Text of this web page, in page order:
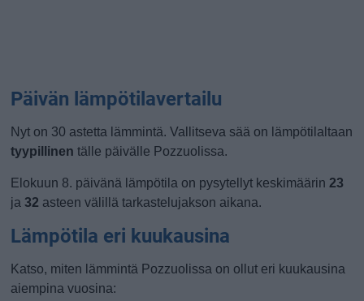
Päivän lämpötilavertailu
Nyt on 30 astetta lämmintä. Vallitseva sää on lämpötilaltaan
tyypillinen tälle päivälle Pozzuolissa.
Elokuun 8. päivänä lämpötila on pysytellyt keskimäärin23
ja32 asteen välillä tarkastelujakson aikana.
Lämpötila eri kuukausina
Katso, miten lämmintä Pozzuolissa on ollut eri kuukausina
aiempina vuosina: